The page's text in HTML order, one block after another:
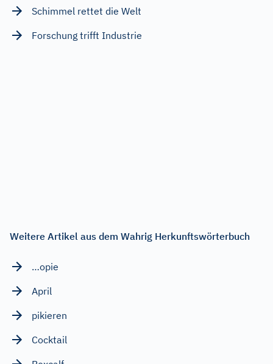
Schimmel rettet die Welt
Forschung trifft Industrie
Weitere Artikel aus dem Wahrig Herkunftswörterbuch
…opie
April
pikieren
Cocktail